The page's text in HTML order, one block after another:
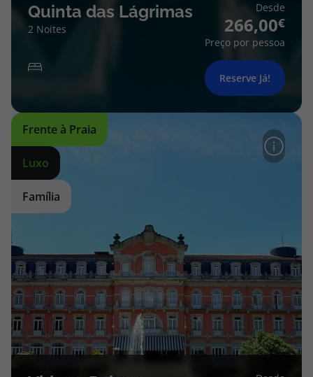
Quinta das Lágrimas
2 Noites
Desde
266,00
Preço por pessoa
Reserve Já!
Frente à Praia
Luxo
Família